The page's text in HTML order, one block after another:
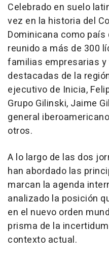
Celebrado en suelo
vez en la historia del
Dominicana como
reunido a más de 300
familias empresarias
destacadas de la
ejecutivo de Inicia,
Grupo Gilinski, Jaime
general
otros.
A lo largo de las dos
han abordado las
marcan la agenda
analizado la posición
en el nuevo orden
prisma de la
contexto actual.